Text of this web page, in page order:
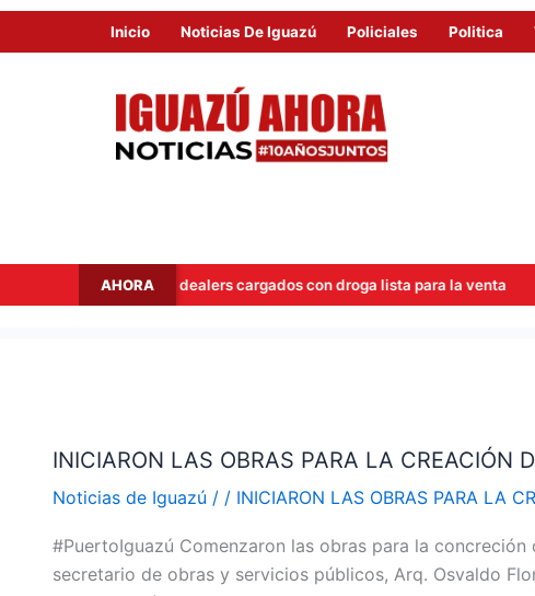
Inicio Noticias De Iguazú Policiales Politica
AHORA
a dos dealers cargados con droga lista para la venta Hito Tres
INICIARON LAS OBRAS PARA LA CREACIÓN
Noticias de Iguazú / / INICIARON LAS OBRAS PARA LA
#PuertoIguazú Comenzaron las obras para la
secretario de obras y servicios públicos, Arq. Osvaldo
OBRAS
PARA
CREACIÓN
DE